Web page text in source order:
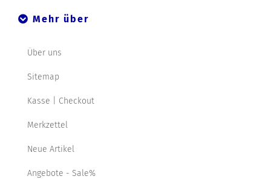
Mehr über
Über uns
Sitemap
Kasse | Checkout
Merkzettel
Neue Artikel
Angebote - Sale%